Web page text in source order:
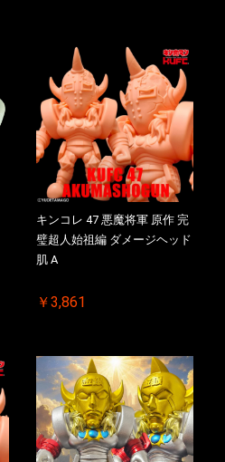
キンコレ 47 悪魔将軍 原作 完
璧超人始祖編 ダメージヘッド
肌 A
￥3,861